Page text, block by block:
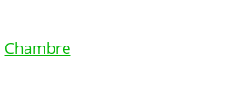
Chambre